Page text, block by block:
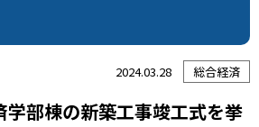
2024.03.28 総合経済
学部棟の新築工事竣工式を挙